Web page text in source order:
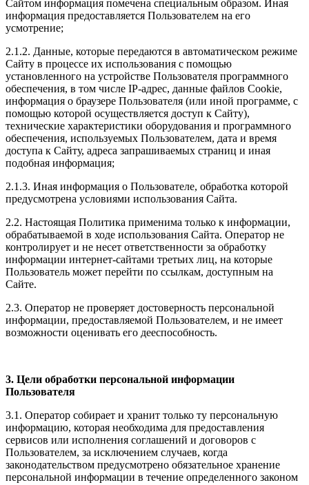
Сайтом информация помечена специальным образом. Иная
информация предоставляется Пользователем на его
усмотрение;
2.1.2. Данные, которые передаются в автоматическом режиме
Сайту в процессе их использования с помощью
установленного на устройстве Пользователя программного
обеспечения, в том числе IP-адрес, данные файлов Cookie,
информация о браузере Пользователя (или иной программе, с
помощью которой осуществляется доступ к Сайту),
технические характеристики оборудования и программного
обеспечения, используемых Пользователем, дата и время
доступа к Сайту, адреса запрашиваемых страниц и иная
подобная информация;
2.1.3. Иная информация о Пользователе, обработка которой
предусмотрена условиями использования Сайта.
2.2. Настоящая Политика применима только к информации,
обрабатываемой в ходе использования Сайта. Оператор не
контролирует и не несет ответственности за обработку
информации интернет-сайтами третьих лиц, на которые
Пользователь может перейти по ссылкам, доступным на
Сайте.
2.3. Оператор не проверяет достоверность персональной
информации, предоставляемой Пользователем, и не имеет
возможности оценивать его дееспособность.
3. Цели обработки персональной информации
Пользователя
3.1. Оператор собирает и хранит только ту персональную
информацию, которая необходима для предоставления
сервисов или исполнения соглашений и договоров с
Пользователем, за исключением случаев, когда
законодательством предусмотрено обязательное хранение
персональной информации в течение определенного законом